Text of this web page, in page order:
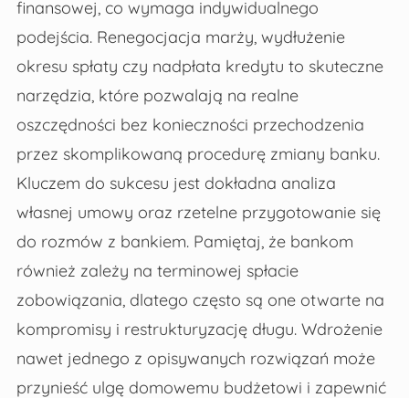
finansowej, co wymaga indywidualnego
podejścia. Renegocjacja marży, wydłużenie
okresu spłaty czy nadpłata kredytu to skuteczne
narzędzia, które pozwalają na realne
oszczędności bez konieczności przechodzenia
przez skomplikowaną procedurę zmiany banku.
Kluczem do sukcesu jest dokładna analiza
własnej umowy oraz rzetelne przygotowanie się
do rozmów z bankiem. Pamiętaj, że bankom
również zależy na terminowej spłacie
zobowiązania, dlatego często są one otwarte na
kompromisy i restrukturyzację długu. Wdrożenie
nawet jednego z opisywanych rozwiązań może
przynieść ulgę domowemu budżetowi i zapewnić